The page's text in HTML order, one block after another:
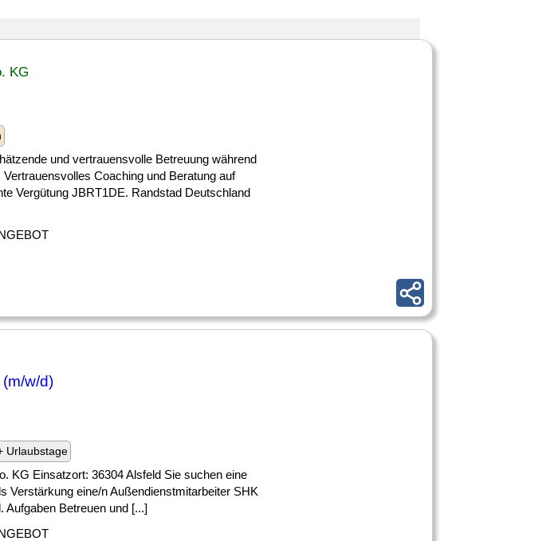
KG
und vertrauensvolle Betreuung während
Coaching und Beratung auf
Vergütung JBRT1DE. Randstad Deutschland
w/d)
Urlaubstage
KG Einsatzort: 36304 Alsfeld Sie suchen eine
Verstärkung eine/n Außendienstmitarbeiter SHK
Aufgaben Betreuen und [...]